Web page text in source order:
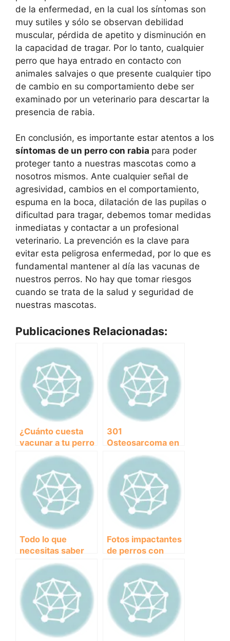
de la enfermedad, en la cual los síntomas son
muy sutiles y sólo se observan debilidad
muscular, pérdida de apetito y disminución en
la capacidad de tragar. Por lo tanto, cualquier
perro que haya entrado en contacto con
animales salvajes o que presente cualquier tipo
de cambio en su comportamiento debe ser
examinado por un veterinario para descartar la
presencia de rabia.
En conclusión, es importante estar atentos a los
síntomas de un perro con rabia para poder
proteger tanto a nuestras mascotas como a
nosotros mismos. Ante cualquier señal de
agresividad, cambios en el comportamiento,
espuma en la boca, dilatación de las pupilas o
dificultad para tragar, debemos tomar medidas
inmediatas y contactar a un profesional
veterinario. La prevención es la clave para
evitar esta peligrosa enfermedad, por lo que es
fundamental mantener al día las vacunas de
nuestros perros. No hay que tomar riesgos
cuando se trata de la salud y seguridad de
nuestras mascotas.
Publicaciones Relacionadas:
¿Cuánto cuesta
vacunar a tu perro
contra la rabia?
301
Osteosarcoma en
perros: causas,
síntomas y
tratamiento
Todo lo que
necesitas saber
sobre el
osteosarcoma en
perros: causas,
diagnóstico y
tratamiento.
Fotos impactantes
de perros con
sarna: causas,
síntomas y
tratamiento.